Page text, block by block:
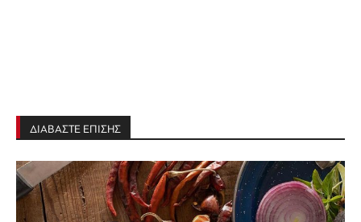
ΔΙΑΒΑΣΤΕ ΕΠΙΣΗΣ